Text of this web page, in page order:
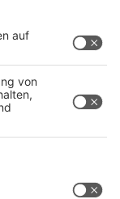
Kinder
zwei
Weder das